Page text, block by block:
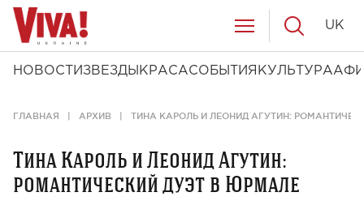
НОВОСТИ ЗВЕЗДЫ КРАСАСОБЫТИЯ КУЛЬТУРА
UK
ГЛАВНАЯ АРХИВ ТИНА КАРОЛЬ И ЛЕОНИД АГУТИН:
Тина Кароль и Леонид Агутин:
романтический дуэт в Юрмале